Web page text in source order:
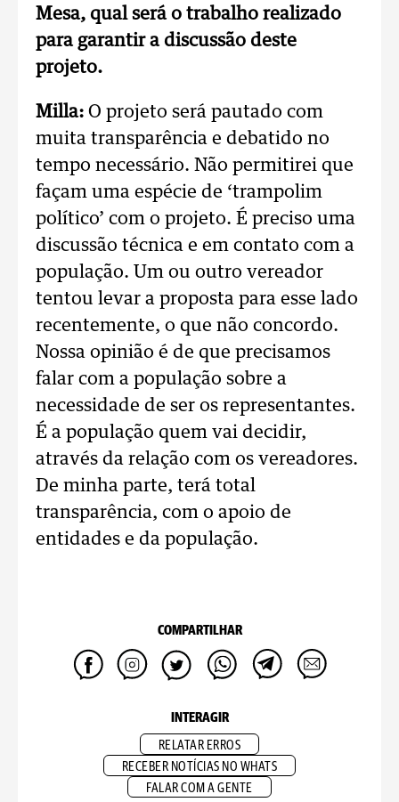
Mesa, qual será o trabalho realizado
para garantir a discussão deste
projeto.
Milla: O projeto será pautado com
muita transparência e debatido no
tempo necessário. Não permitirei que
façam uma espécie de ‘trampolim
político’ com o projeto. É preciso uma
discussão técnica e em contato com a
população. Um ou outro vereador
tentou levar a proposta para esse lado
recentemente, o que não concordo.
Nossa opinião é de que precisamos
falar com a população sobre a
necessidade de ser os representantes.
É a população quem vai decidir,
através da relação com os vereadores.
De minha parte, terá total
transparência, com o apoio de
entidades e da população.
COMPARTILHAR
INTERAGIR
RELATAR ERROS
RECEBER NOTÍCIAS NO WHATS
FALAR COM A GENTE